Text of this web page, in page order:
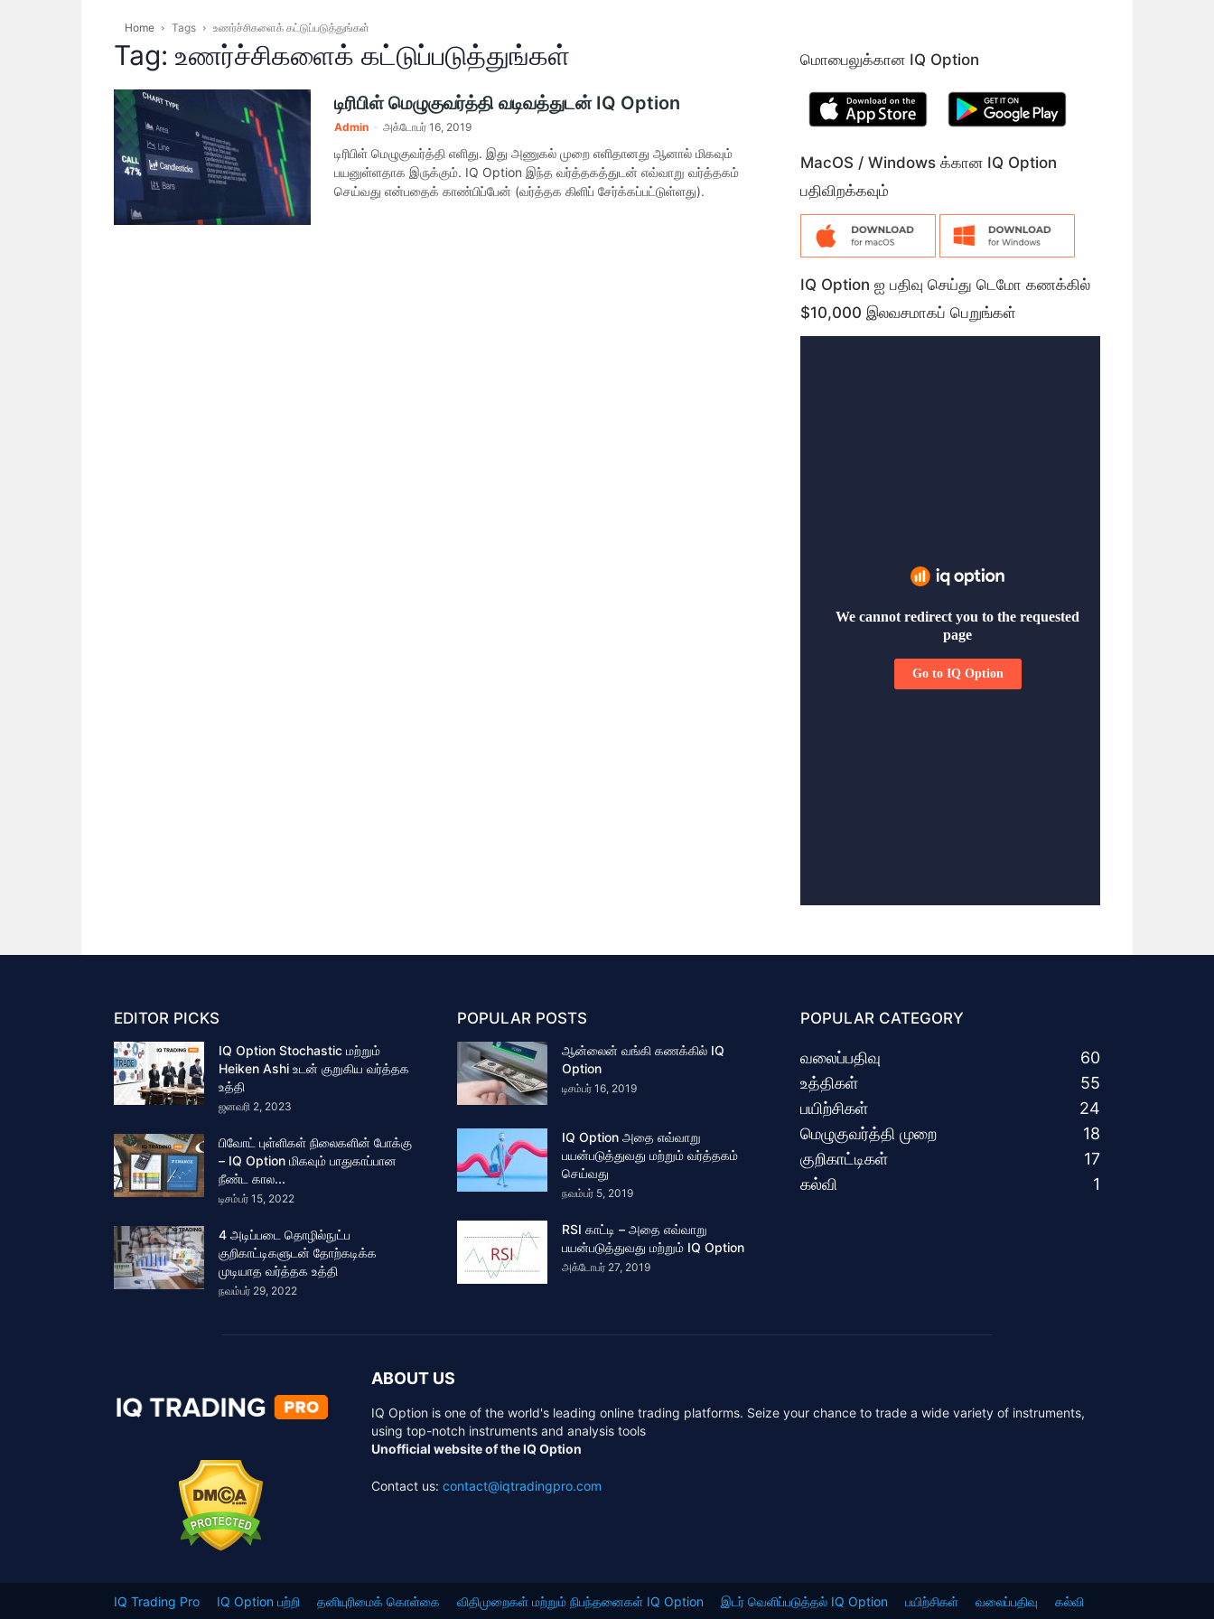
Home Tags உணர்ச்சிகளைக் கட்டுப்படுத்துங்கள்
Tag: உணர்ச்சிகளைக் கட்டுப்படுத்துங்கள்
டிரிபிள் மெழுகுவர்த்தி வடிவத்துடன் IQ Option
Admin - அக்டோபர் 16, 2019
டிரிபிள் மெழுகுவர்த்தி எளிது. இது அணுகல் முறை எளிதானது ஆனால் மிகவும்
பயனுள்ளதாக இருக்கும். IQ Option இந்த வர்த்தகத்துடன் எவ்வாறு வர்த்தகம்
செய்வது என்பதைக் காண்பிப்பேன் (வர்த்தக கிளிப் சேர்க்கப்பட்டுள்ளது).
மொபைலுக்கான IQ Option
MacOS / Windows க்கான IQ Option
பதிவிறக்கவும்
IQ Option ஐ பதிவு செய்து டெமோ கணக்கில்
$10,000 இலவசமாகப் பெறுங்கள்
EDITOR PICKS
IQ Option Stochastic மற்றும்
Heiken Ashi உடன் குறுகிய வர்த்தக
உத்தி
ஜனவரி 2, 2023
பிவோட் புள்ளிகள் நிலைகளின் போக்கு
– IQ Option மிகவும் பாதுகாப்பான
நீண்ட கால...
டிசம்பர் 15, 2022
4 அடிப்படை தொழில்நுட்ப
குறிகாட்டிகளுடன் தோற்கடிக்க
முடியாத வர்த்தக உத்தி
நவம்பர் 29, 2022
POPULAR POSTS
ஆன்லைன் வங்கி கணக்கில் IQ
Option
டிசம்பர் 16, 2019
IQ Option அதை எவ்வாறு
பயன்படுத்துவது மற்றும் வர்த்தகம்
செய்வது
நவம்பர் 5, 2019
RSI காட்டி – அதை எவ்வாறு
பயன்படுத்துவது மற்றும் IQ Option
அக்டோபர் 27, 2019
POPULAR CATEGORY
வலைப்பதிவு
60
உத்திகள்
55
பயிற்சிகள்
24
மெழுகுவர்த்தி முறை
18
குறிகாட்டிகள்
17
கல்வி
1
ABOUT US
IQ Option is one of the world's leading online trading platforms. Seize your chance to trade a wide variety of instruments,
using top-notch instruments and analysis tools
Unofficial website of the IQ Option
Contact us: contact@iqtradingpro.com
IQ Trading Pro IQ Option பற்றி தனியுரிமைக் கொள்கை விதிமுறைகள் மற்றும் நிபந்தனைகள் IQ Option இடர் வெளிப்படுத்தல் IQ Option பயிற்சிகள் வலைப்பதிவு
கல்வி